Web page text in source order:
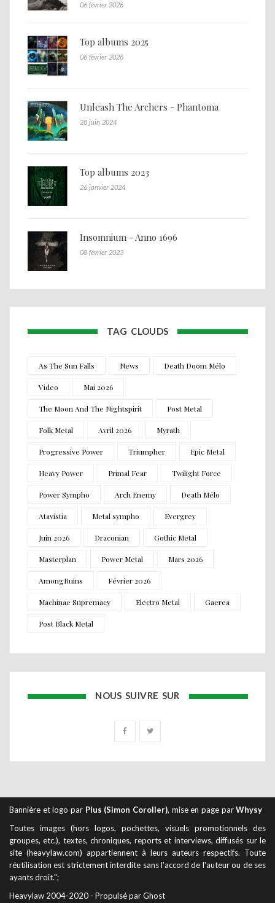
06 février 2026
Top albums 2025
06 février 2026
Unleash The Archers - Phantoma
28 juin 2024
Top albums 2023
26 janvier 2024
Insomnium - Anno 1696
08 février 2023
TAG CLOUDS
As The Sun Falls News Death Doom Mélo
Video Mai 2026
The Moon And The Nightspirit Post Metal
Folk Metal Avril 2026 Myrath
Progressive Power Triumpher Epic Metal
Heavy Power Primal Fear Twilight Force
Power Sympho Arch Enemy Death Mélo
Atavistia Metal sympho Evergrey
Juin 2026 Draconian Gothic Metal
Masterplan Power Metal Mars 2026
AmongRuins Février 2026
Machinae Supremacy Electro Metal Gaerea
Post Black Metal
NOUS SUIVRE SUR
Bannière et logo par Plus (Simon Coroller), mise en page parWhysy
Toutes images (hors logos, pochettes, visuels promotionnels des
groupes, etc.), textes, chroniques, reports et interviews, diffusés sur le
site (heavylaw.com) appartiennent à leurs auteurs respectifs. Toute
réutilisation est strictement interdite sans l'accord de l'auteur ou de ses
ayants droit.";
Heavylaw 2004-2020 - Propulsé par Ghost